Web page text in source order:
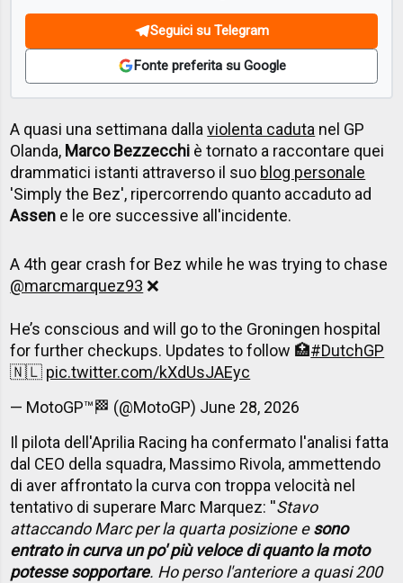
Seguici su Telegram
Fonte preferita su Google
A quasi una settimana dallaviolenta caduta nel GP
Olanda, Marco Bezzecchi è tornato a raccontare quei
drammatici istanti attraverso il suo blog personale
'Simply the Bez', ripercorrendo quanto accaduto ad
Assen e le ore successive all'incidente.
A 4th gear crash for Bez while he was trying to chase
@marcmarquez93 ❌
He’s conscious and will go to the Groningen hospital
for further checkups. Updates to follow 🏥#DutchGP
🇳🇱 pic.twitter.com/kXdUsJAEyc
— MotoGP™🏁 (@MotoGP) June 28, 2026
Il pilota dell'Aprilia Racing ha confermato l'analisi fatta
dal CEO della squadra, Massimo Rivola, ammettendo
di aver affrontato la curva con troppa velocità nel
tentativo di superare Marc Marquez: ''Stavo
attaccando Marc per la quarta posizione esono
entrato in curva un po' più veloce di quanto la moto
potesse sopportare. Ho perso l'anteriore a quasi 200